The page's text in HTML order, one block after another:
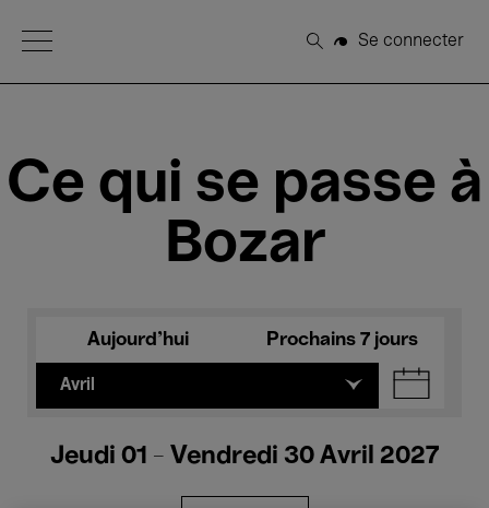
Open Menu
Rechercher
Se connecter
Ce qui se passe à
Bozar
Aujourd'hui Prochains 7 jours
Avril
Jeudi 01 - Vendredi 30 Avril 2027